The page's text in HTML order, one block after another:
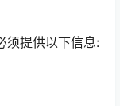
须提供以下信息: